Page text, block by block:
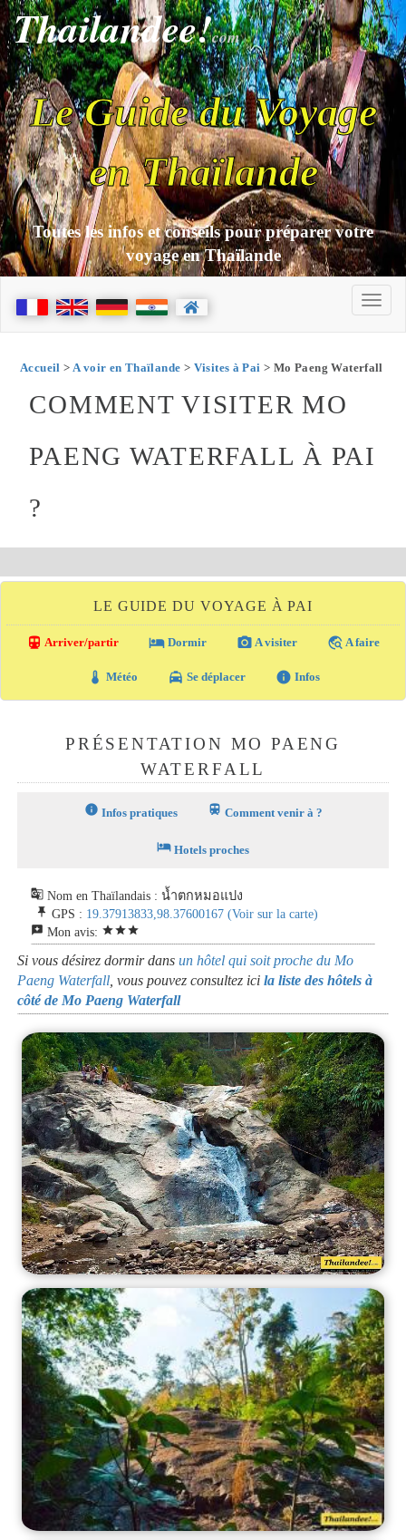
Thailandee!com
Le Guide du Voyage
en Thaïlande
Toutes les infos et conseils pour préparer votre
voyage en Thaïlande
Accueil > A voir en Thaïlande > Visites à Pai > Mo Paeng Waterfall
COMMENT VISITER MO
PAENG WATERFALL À PAI
?
LE GUIDE DU VOYAGE À PAI
directions_transit Arriver/partir local_hotel Dormir photo_camera A visiter travel_explore A faire
thermostat Météo local_taxi Se déplacer info Infos
PRÉSENTATION MO PAENG
WATERFALL
info Infos pratiques train Comment venir à ?
hotel Hotels proches
g_translate Nom en Thaïlandais : น้ำตกหมอแปง
push_pin GPS : 19.37913833,98.37600167 (Voir sur la carte)
reviews Mon avis: starstarstar
Si vous désirez dormir dansun hôtel qui soit proche du Mo
Paeng Waterfall , vous pouvez consultez icila liste des hôtels à
côté de Mo Paeng Waterfall